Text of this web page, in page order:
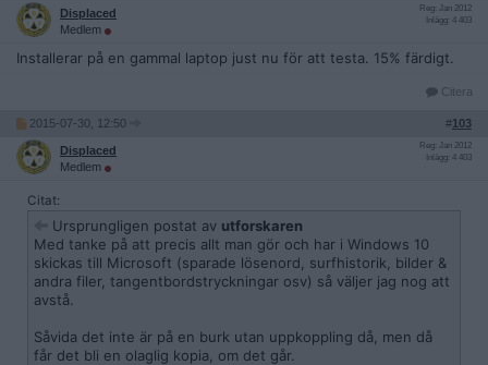
Displaced
Medlem
Reg: Jan 2012
Inlägg: 4 403
Installerar på en gammal laptop just nu för att testa. 15% färdigt.
Citera
2015-07-30, 12:50 #103
Displaced
Medlem
Reg: Jan 2012
Inlägg: 4 403
Citat:
Ursprungligen postat av utforskaren
Med tanke på att precis allt man gör och har i Windows 10
skickas till Microsoft (sparade lösenord, surfhistorik, bilder &
andra filer, tangentbordstryckningar osv) så väljer jag nog att
avstå.
Såvida det inte är på en burk utan uppkoppling då, men då
får det bli en olaglig kopia, om det går.